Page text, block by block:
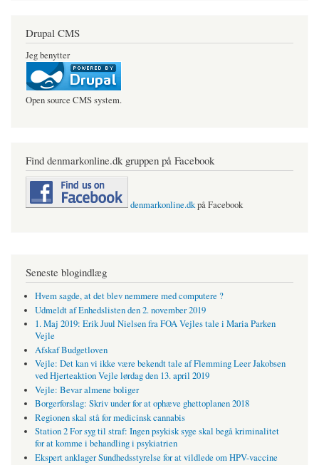
Drupal CMS
Jeg benytter
Open source CMS system.
Find denmarkonline.dk gruppen på Facebook
denmarkonline.dkpå Facebook
Seneste blogindlæg
Hvem sagde, at det blev nemmere med computere ?
Udmeldt af Enhedslisten den 2. november 2019
1. Maj 2019: Erik Juul Nielsen fra FOA Vejles tale i Maria Parken
Vejle
Afskaf Budgetloven
Vejle: Det kan vi ikke være bekendt tale af Flemming Leer Jakobsen
ved Hjerteaktion Vejle lørdag den 13. april 2019
Vejle: Bevar almene boliger
Borgerforslag: Skriv under for at ophæve ghettoplanen 2018
Regionen skal stå for medicinsk cannabis
Station 2 For syg til straf: Ingen psykisk syge skal begå kriminalitet
for at komme i behandling i psykiatrien
Ekspert anklager Sundhedsstyrelse for at vildlede om HPV-vaccine